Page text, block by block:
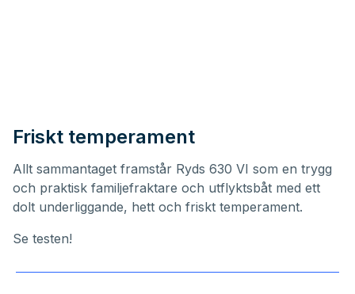
Friskt temperament
Allt sammantaget framstår Ryds 630 VI som en trygg
och praktisk familjefraktare och utflyktsbåt med ett
dolt underliggande, hett och friskt temperament.
Se testen!